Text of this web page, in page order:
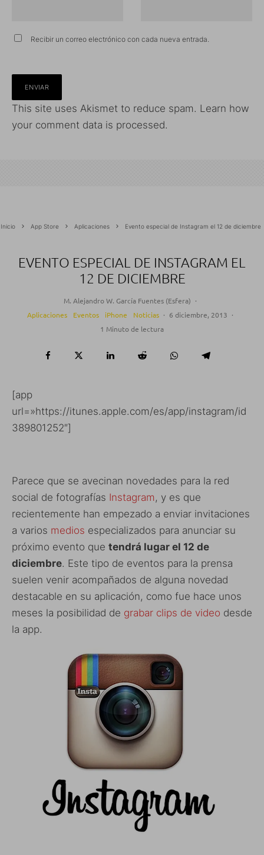
Recibir un correo electrónico con cada nueva entrada.
This site uses Akismet to reduce spam. Learn how
your comment data is processed.
Inicio App Store Aplicaciones Evento especial de Instagram el 12 de diciembre
EVENTO ESPECIAL DE INSTAGRAM EL
12 DE DICIEMBRE
M. Alejandro W. García Fuentes (Esfera) ·
Aplicaciones
Eventos iPhone Noticias · 6 diciembre, 2013 ·
1 Minuto de lectura
[app
url=»https://itunes.apple.com/es/app/instagram/id
389801252″]
Parece que se avecinan novedades para la red
social de fotografías Instagram, y es que
recientemente han empezado a enviar invitaciones
a varios medios especializados para anunciar su
próximo evento que tendrá lugar el 12 de
diciembre. Este tipo de eventos para la prensa
suelen venir acompañados de alguna novedad
destacable en su aplicación, como fue hace unos
meses la posibilidad de grabar clips de video desde
la app.